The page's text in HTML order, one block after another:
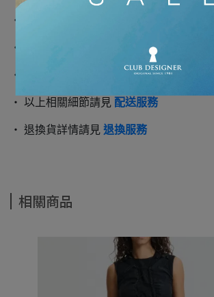
‧ 單筆滿5千享免運優惠
‧ 一般商品將於2-3個工作天內出貨
‧ 大型商品/特殊物件僅提供門市親取
‧ 以上相關細節請見 配送服務
‧ 退換貨詳情請見 退換服務
相關商品